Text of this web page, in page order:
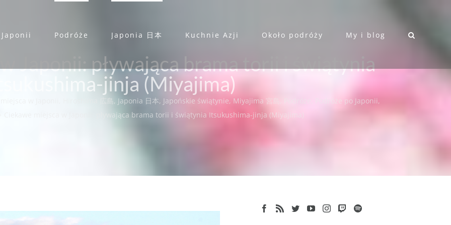
Podróże Japonia 日本 Kuchnie Azji Około podróży My i blog
Japonii: pływająca brama torii i świątynia
Itsukushima-jinja (Miyajima)
Hiroshima 広島 , Japonia 日本, Japońskie świątynie, Miyajima 宮島 Podróże po Japonii,
Ciekawe miejsca w Japonii: pływająca brama torii i świątynia Itsukushima-jinja (Miyajima)